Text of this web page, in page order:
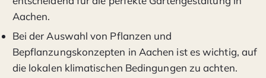
Aachen.
Bei der Auswahl von Pflanzen und
Bepflanzungskonzepten in Aachen ist es wichtig, auf
die lokalen klimatischen Bedingungen zu achten.